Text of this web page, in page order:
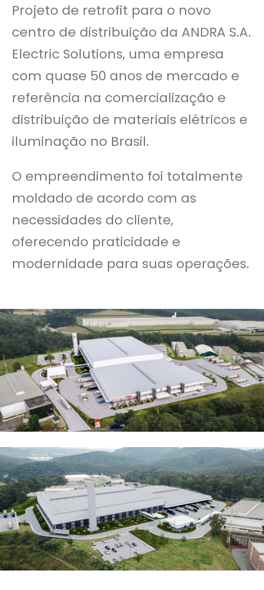
Projeto de retrofit para o novo
centro de distribuição da ANDRA S.A.
Electric Solutions, uma empresa
com quase 50 anos de mercado e
referência na comercialização e
distribuição de materiais elétricos e
iluminação no Brasil.
O empreendimento foi totalmente
moldado de acordo com as
necessidades do cliente,
oferecendo praticidade e
modernidade para suas operações.